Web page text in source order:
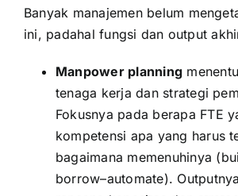
Banyak manajemen belum
ini, padahal fungsi dan output
Manpower planning
tenaga kerja dan strategi
Fokusnya pada berapa FTE
kompetensi apa yang harus
bagaimana memenuhinya
borrow–automate).